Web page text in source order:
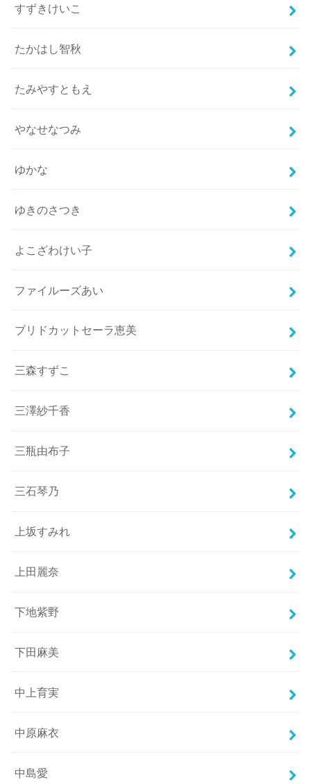
すずきけいこ
たかはし智秋
たみやすともえ
やなせなつみ
ゆかな
ゆきのさつき
よこざわけい子
ファイルーズあい
ブリドカットセーラ恵美
三森すずこ
三澤紗千香
三瓶由布子
三石琴乃
上坂すみれ
上田麗奈
下地紫野
下田麻美
中上育実
中原麻衣
中島愛